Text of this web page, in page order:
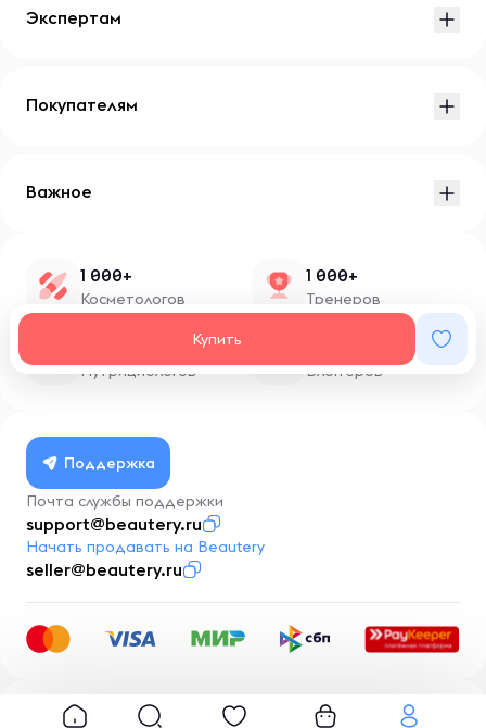
Купить
Экспертам
Покупателям
Важное
1 000+
Косметологов
1 000+
Тренеров
Нутрициологов Блоггеров
Поддержка
Почта службы поддержки
support@beautery.ru
Начать продавать на Beautery
seller@beautery.ru
Разработка BusinessMentor.ru